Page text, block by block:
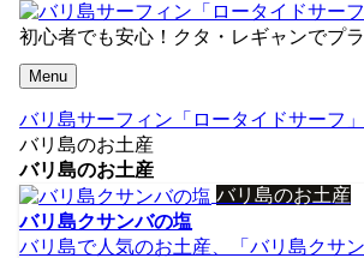
初心者でも安心！クタ・レギャンでプ
Menu
バリ島サーフィン「ロータイドサーフ」
バリ島のお土産
バリ島のお土産
バリ島のお土産
バリ島クサンバの塩
バリ島で人気のお土産、「バリ島クサ